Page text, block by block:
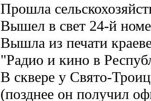
Прошла
Вышел в свет 24-й
Вышла из печати
"Радио и кино в
В сквере у Свято-
(позднее он получил